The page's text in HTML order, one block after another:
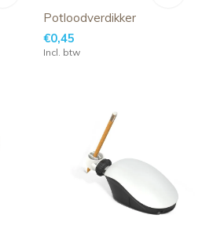
Potloodverdikker
€0,45
Incl. btw